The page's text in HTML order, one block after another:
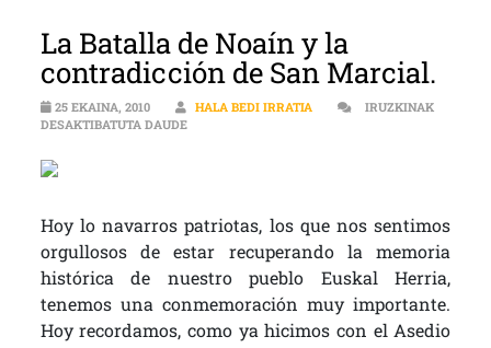
La Batalla de Noaín y la
contradicción de San Marcial.
25 EKAINA, 2010 HALA BEDI IRRATIA
IRUZKINAK
DESAKTIBATUTA DAUDELA BATALLA DE NOAÍN Y LA CONTRADICCIÓN DE
Hoy lo navarros patriotas, los que nos sentimos
orgullosos de estar recuperando la memoria
histórica de nuestro pueblo Euskal Herria,
tenemos una conmemoración muy importante.
Hoy recordamos, como ya hicimos con el Asedio